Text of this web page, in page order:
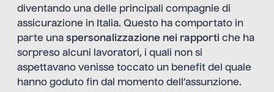
diventando una delle principali compagnie di
assicurazione in Italia. Questo ha comportato in
parte una spersonalizzazione nei rapporti che ha
sorpreso alcuni lavoratori, i quali non si
aspettavano venisse toccato un benefit del quale
hanno goduto fin dal momento dell’assunzione.